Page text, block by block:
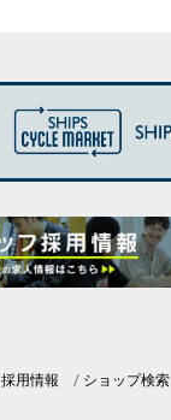
採用情報 ショップ検索